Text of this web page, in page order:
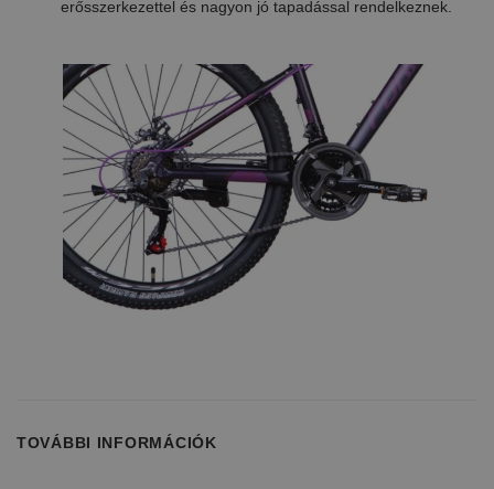
erősszerkezettel és nagyon jó tapadással rendelkeznek.
TOVÁBBI INFORMÁCIÓK